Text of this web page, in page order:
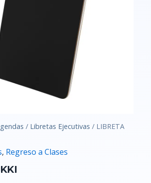
/ Libretas Ejecutivas / LIBRETA
, Regreso a Clases